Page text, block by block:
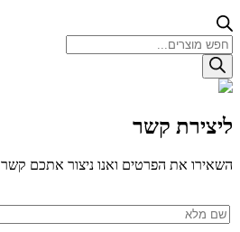
Products
search
ליצירת קשר
השאירו את הפרטים ואנו ניצור אתכם קשר